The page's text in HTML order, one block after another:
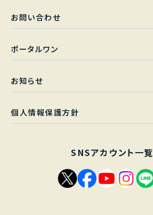
お問い合わせ
ポータルワン
お知らせ
個人情報保護方針
SNSアカウント一覧